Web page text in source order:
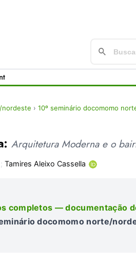
nordeste › 10º seminário docomomo
Arquitetura Moderna e o
; Tamires Aleixo Cassella
completos — documentação
docomomo norte/